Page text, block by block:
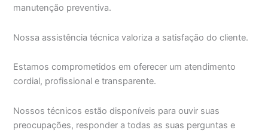
manutenção preventiva.
Nossa assistência técnica valoriza a satisfação do cliente.
Estamos comprometidos em oferecer um atendimento
cordial, profissional e transparente.
Nossos técnicos estão disponíveis para ouvir suas
preocupações, responder a todas as suas perguntas e